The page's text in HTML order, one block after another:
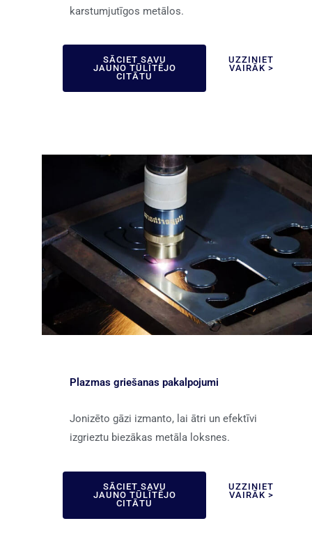
karstumjutīgos metālos.
SĀCIET SAVU
JAUNO TŪLĪTĒJO
CITĀTU
UZZINIET
VAIRĀK >
Plazmas griešanas pakalpojumi
Jonizēto gāzi izmanto, lai ātri un efektīvi
izgrieztu biezākas metāla loksnes.
SĀCIET SAVU
JAUNO TŪLĪTĒJO
CITĀTU
UZZINIET
VAIRĀK >